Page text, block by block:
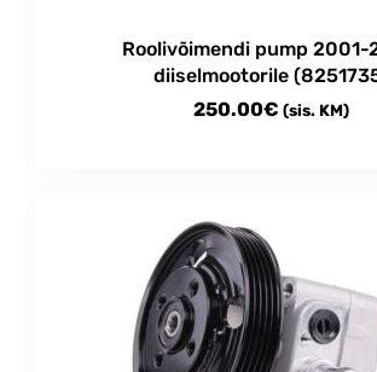
Roolivõimendi pump
diiselmootorile
250.00€ (sis. KM)